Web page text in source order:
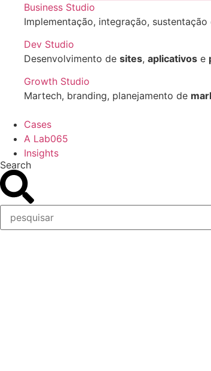
Business Studio
Implementação, integração,
Dev Studio
Desenvolvimento de sites, aplicativos e
Growth Studio
Martech, branding, planejamento de
Cases
A Lab065
Insights
Search